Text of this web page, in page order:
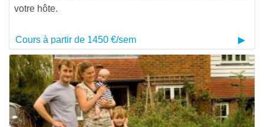
votre hôte.
Cours à partir de 1450 €/sem